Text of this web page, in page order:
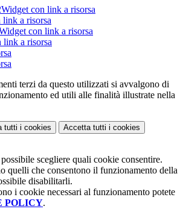
Widget con link a risorsa
a risorsa
con link a risorsa
link a risorsa
terzi da questo utilizzati si avvalgono di
ed utili alle finalità illustrate nella
tutti i cookies Accetta tutti i cookies
scegliere quali cookie consentire.
quelli che consentono il funzionamento della
disabilitarli.
i cookie necessari al funzionamento potete
POLICY.